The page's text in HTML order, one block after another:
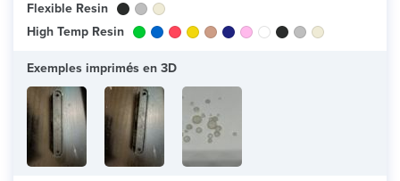
Flexible Resin
High Temp Resin
Exemples imprimés en 3D